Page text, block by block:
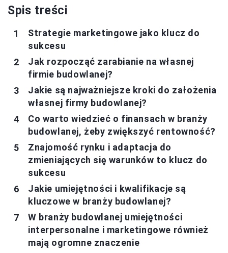
Spis treści
Strategie marketingowe jako klucz do
sukcesu
Jak rozpocząć zarabianie na własnej
firmie budowlanej?
Jakie są najważniejsze kroki do założenia
własnej firmy budowlanej?
Co warto wiedzieć o finansach w branży
budowlanej, żeby zwiększyć rentowność?
Znajomość rynku i adaptacja do
zmieniających się warunków to klucz do
sukcesu
Jakie umiejętności i kwalifikacje są
kluczowe w branży budowlanej?
W branży budowlanej umiejętności
interpersonalne i marketingowe również
mają ogromne znaczenie